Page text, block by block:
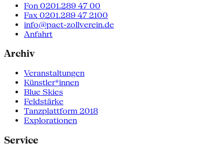
Fon 0201.289 47 00
Fax 0201.289 47 2100
info@pact-zollverein.de
Anfahrt
Archiv
Veranstaltungen
Künstler*innen
Blue Skies
Feldstärke
Tanzplattform 2018
Explorationen
Service